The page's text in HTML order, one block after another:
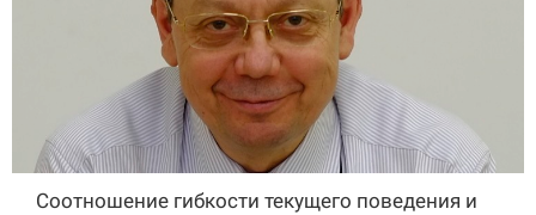
Соотношение гибкости текущего поведения и